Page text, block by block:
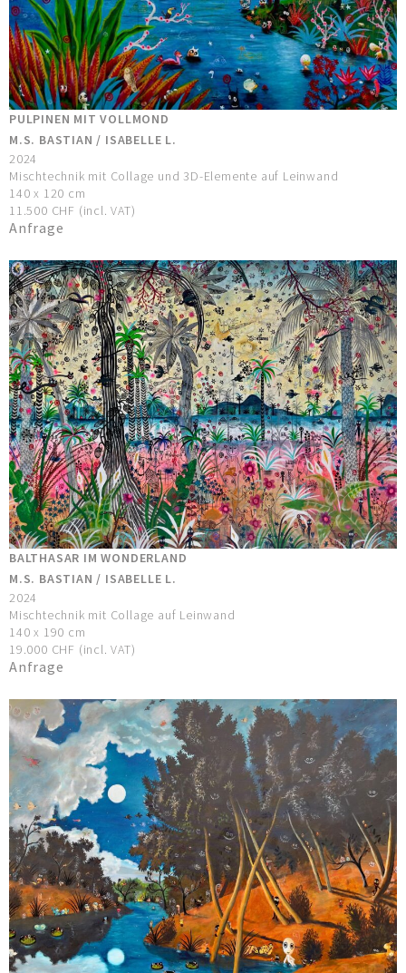
PULPINEN MIT VOLLMOND
M.S. BASTIAN / ISABELLE L.
2024
Mischtechnik mit Collage und 3D-Elemente auf Leinwand
140 x 120 cm
11.500 CHF (incl. VAT)
Anfrage
BALTHASAR IM WONDERLAND
M.S. BASTIAN / ISABELLE L.
2024
Mischtechnik mit Collage auf Leinwand
140 x 190 cm
19.000 CHF (incl. VAT)
Anfrage